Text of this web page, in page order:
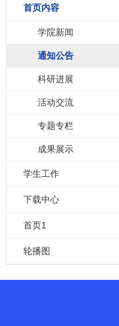
首页内容
学院新闻
通知公告
科研进展
活动交流
专题专栏
成果展示
学生工作
下载中心
首页1
轮播图